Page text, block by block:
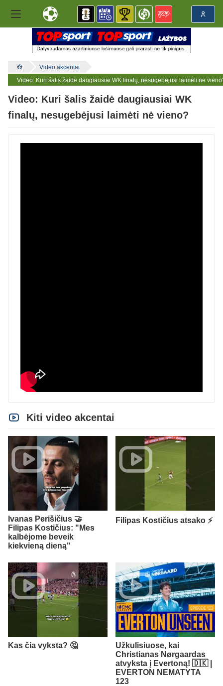
Video akcentai
Video: Kuri šalis žaidė daugiausiai WK finalų, nesugebėjusi laimėti nė
Video: Kuri šalis žaidė daugiausiai WK
finalų, nesugebėjusi laimėti nė vieno?
Kiti video akcentai
Ivanas Perišičius 🤝
Filipas Kostičius: "Mes
kalbėjome beveik
kiekvieną dieną"
Filipas Kostičius atsako ⚡
Kas čia vyksta? 🤔
Užkulisiuose, kai
Christianas Nørgaardas
atvyksta į Evertoną! 🇩🇰 |
EVERTON NEMATYTA
123